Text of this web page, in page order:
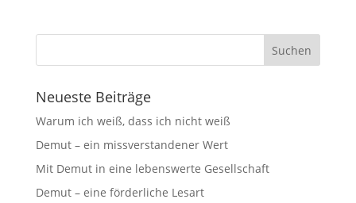
Neueste Beiträge
Warum ich weiß, dass ich nicht weiß
Demut – ein missverstandener Wert
Mit Demut in eine lebenswerte Gesellschaft
Demut – eine förderliche Lesart